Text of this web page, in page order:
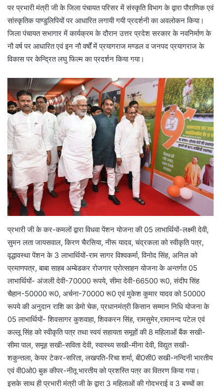
पर प्रभारी मंत्री जी के जिला पंचायत परिसर में संस्कृति विभाग के द्वारा पौराणिक एवं
सांस्कृतिक पाण्डुलिपियों पर आधारित लगायी गयी प्रदर्शनी का अवलोकन किया।
जिला पंचायत सभागार में कार्यक्रम के दौरान उत्तर प्रदेश सरकार के नवनिर्माण के
नौ वर्ष पर आधारित एवं इन नौ वर्षों में प्रयागराज मण्डल व जनपद प्रयागराज के
विकास पर केन्द्रित लघु फिल्म का प्रदर्शन किया गया।
प्रभारी जी के कर-कमलों द्वारा विधवा पेंशन योजना की 05 लाभार्थियों-लक्ष्मी देवी,
सुमन लता जायसवाल, किरण चैरसिया, नीरू यादव, चंद्रकला को स्वीकृति पत्र,
वृद्धावस्था पेंशन के 3 लाभार्थियों-राम सागर विश्वकर्मा, विनोद सिंह, अनिल को
प्रमाणपत्र, बाबा साहब अम्बेडकर रोजगार प्रोत्साहन योजना के अन्तर्गत 05
लाभार्थियों- अंजली देवी-70000 रूपये, सीमा देवी-66500 रू0, संदीप सिंह
चैहान-50000 रू0, अर्चना-70000 रू0 एवं मुकेश कुमार यादव को 50000
रूपये की अनुदान राशि का डेमो चेक, प्रधानमंत्री किसान सम्मान निधि योजना के
05 लाभार्थियों- शिवसागर कुशवाहा, शिवकरन सिंह, रामसुमेर,रामानन्द पटेल एवं
कल्लू सिंह को स्वीकृति पत्र तथा स्वयं सहायता समूहों की 8 महिलाओं बैंक सखी-
सीमा पाल, समूह सखी-सविता देवी, स्वास्थ्य सखी-मीना देवी, विद्युत सखी-
शकुन्तला, केयर टेकर-सरिता, लखपति-रिचा शर्मा, बी0सी0 सखी-नन्दिनी भारतीय
एवं वी0ओ0 बुक कीपर-नीतू भारतीय को प्रशस्ति पत्र का वितरण किया गया।
इसके साथ ही प्रभारी मंत्री जी के द्वारा 3 महिलाओं की गोदभराई व 3 बच्चों का